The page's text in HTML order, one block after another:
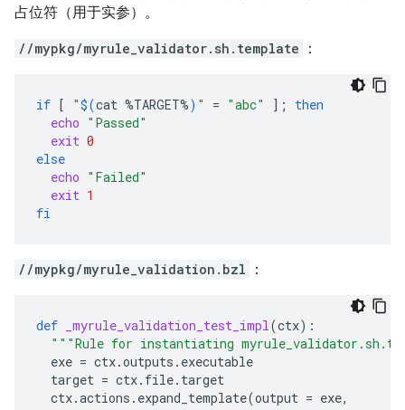
占位符（用于实参）。
//mypkg/myrule_validator.sh.template ：
if [ "$(cat %TARGET%) " = "abc" ] ;
then
echo "Passed"
exit 0
else
echo "Failed"
exit 1
fi
//mypkg/myrule_validation.bzl ：
def _myrule_validation_test_impl(ctx):
"""Rule for instantiating
exe = ctx.outputs . executable
target = ctx. file. target
ctx.actions . expand_template(output = exe,